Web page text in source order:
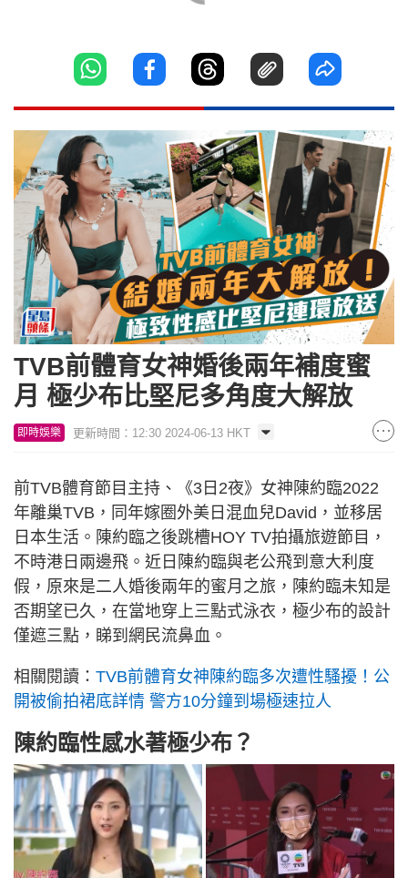
TVB前體育女神婚後兩年補度蜜
月 極少布比堅尼多角度大解放
即時娛樂 更新時間：12:30 2024-06-13 HKT
前TVB體育節目主持、《3日2夜》女神陳約臨2022
年離巢TVB，同年嫁圈外美日混血兒David，並移居
日本生活。陳約臨之後跳槽HOY TV拍攝旅遊節目，
不時港日兩邊飛。近日陳約臨與老公飛到意大利度
假，原來是二人婚後兩年的蜜月之旅，陳約臨未知是
否期望已久，在當地穿上三點式泳衣，極少布的設計
僅遮三點，睇到網民流鼻血。
相關閱讀： TVB前體育女神陳約臨多次遭性騷擾！公
開被偷拍裙底詳情 警方10分鐘到場極速拉人
陳約臨性感水著極少布？